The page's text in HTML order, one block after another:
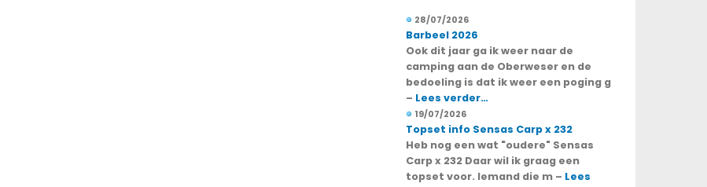
28/07/2026
Barbeel 2026
Ook dit jaar ga ik weer naar de
camping aan de Oberweser en de
bedoeling is dat ik weer een poging g
– Lees verder…
19/07/2026
Topset info Sensas Carp x 232
Heb nog een wat "oudere" Sensas
Carp x 232 Daar wil ik graag een
topset voor. Iemand die m – Lees